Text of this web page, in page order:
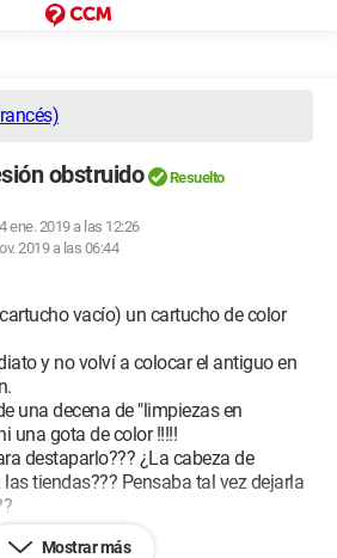
obstruido Resuelto
ene. 2019 a las 12:26
2019 a las 06:44
vacío) un cartucho de color
y no volví a colocar el antiguo en
una decena de "limpiezas en
una gota de color !!!!!
destaparlo??? ¿La cabeza de
tiendas??? Pensaba tal vez dejarla
sus respuestas...
Mostrar más